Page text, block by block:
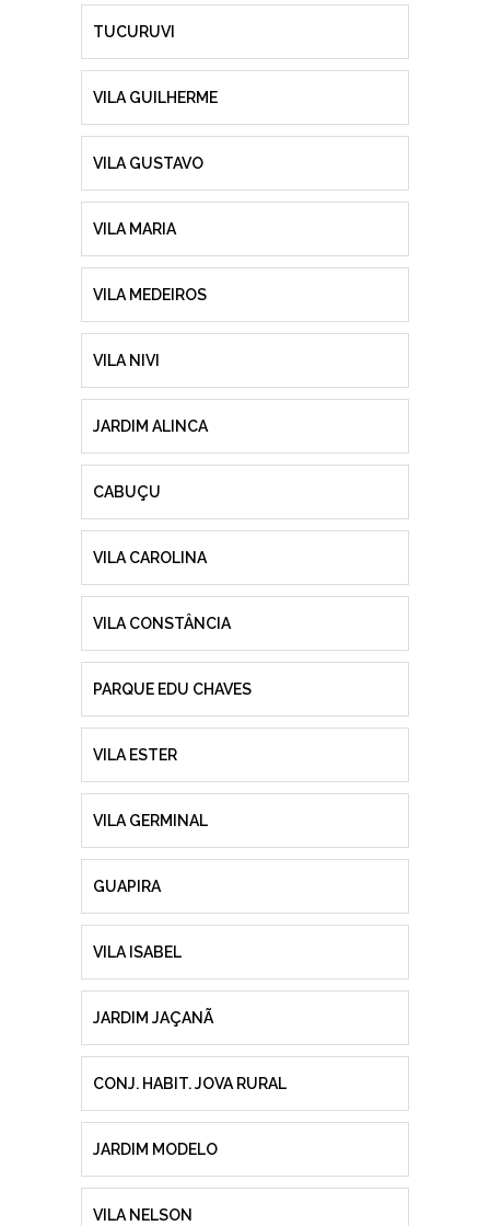
TUCURUVI
VILA GUILHERME
VILA GUSTAVO
VILA MARIA
VILA MEDEIROS
VILA NIVI
JARDIM ALINCA
CABUÇU
VILA CAROLINA
VILA CONSTÂNCIA
PARQUE EDU CHAVES
VILA ESTER
VILA GERMINAL
GUAPIRA
VILA ISABEL
JARDIM JAÇANÃ
CONJ. HABIT. JOVA RURAL
JARDIM MODELO
VILA NELSON